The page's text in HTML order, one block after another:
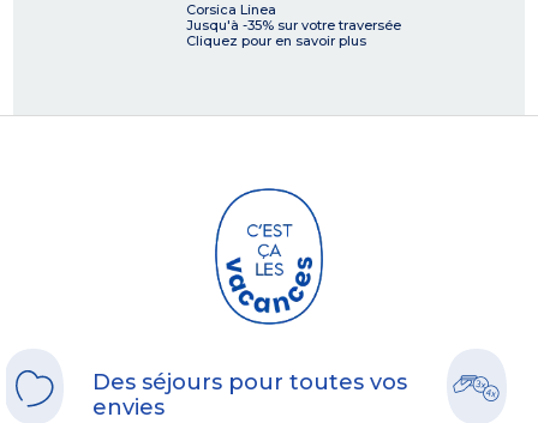
Corsica Linea
Jusqu'à -35% sur votre traversée
Cliquez pour en savoir plus
Des séjours pour toutes vos
envies